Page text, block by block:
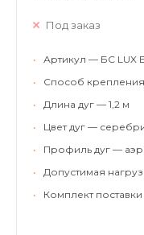
Под заказ
•
Артикул — БС LUX
•
Способ
•
Длина дуг — 1,2 м
•
Цвет дуг —
•
Профиль дуг —
•
Допустимая
•
Комплект